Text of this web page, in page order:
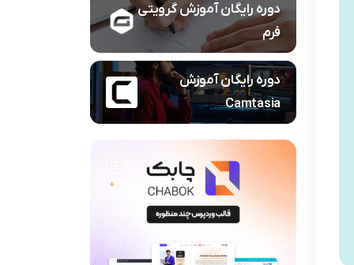
دوره رایگان آموزش گرویتی
فرم
دوره رایگان آموزش
Camtasia